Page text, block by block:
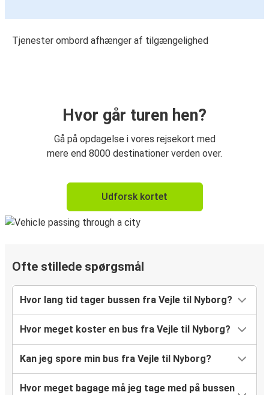
Tjenester ombord afhænger af tilgængelighed
Hvor går turen hen?
Gå på opdagelse i vores rejsekort med
mere end 8000 destinationer verden over.
Udforsk kortet
Ofte stillede spørgsmål
Hvor lang tid tager bussen fra Vejle til Nyborg?
Hvor meget koster en bus fra Vejle til Nyborg?
Kan jeg spore min bus fra Vejle til Nyborg?
Hvor meget bagage må jeg tage med på bussen